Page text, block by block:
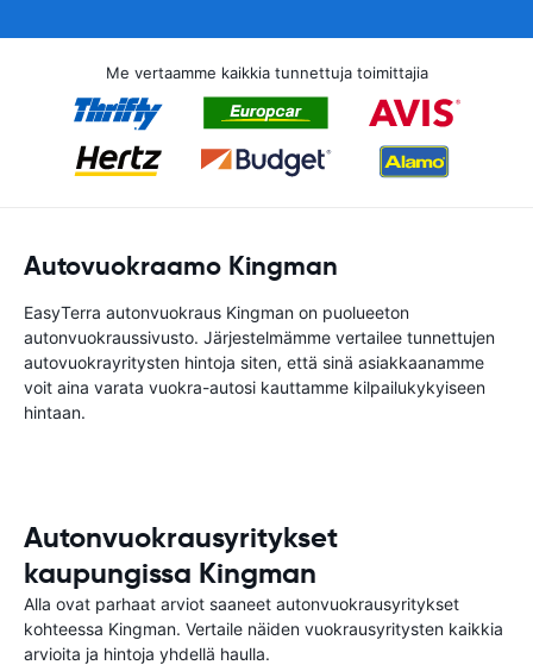
Me vertaamme kaikkia tunnettuja toimittajia
Autovuokraamo Kingman
EasyTerra autonvuokraus Kingman on puolueeton
autonvuokraussivusto. Järjestelmämme vertailee tunnettujen
autovuokrayritysten hintoja siten, että sinä asiakkaanamme
voit aina varata vuokra-autosi kauttamme kilpailukykyiseen
hintaan.
Autonvuokrausyritykset
kaupungissa Kingman
Alla ovat parhaat arviot saaneet autonvuokrausyritykset
kohteessa Kingman. Vertaile näiden vuokrausyritysten kaikkia
arvioita ja hintoja yhdellä haulla.